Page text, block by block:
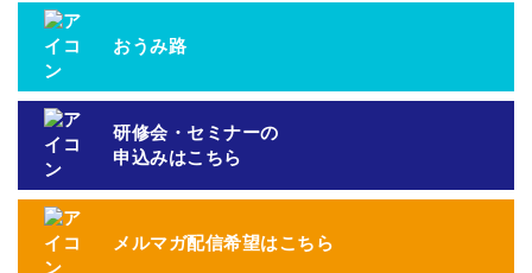
おうみ路
研修会・セミナーの
申込みはこちら
メルマガ配信希望はこちら